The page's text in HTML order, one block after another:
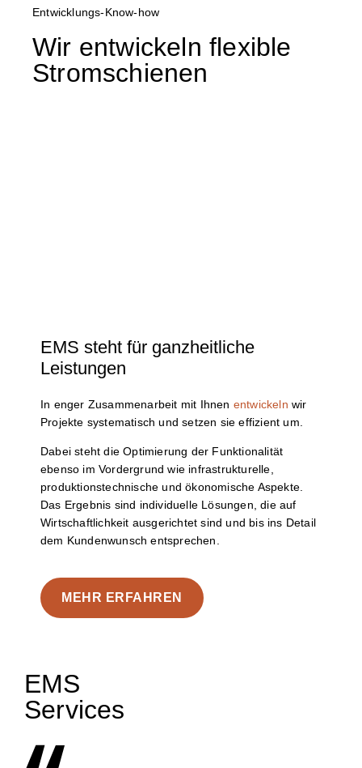
Entwicklungs-Know-how
Wir entwickeln flexible
Stromschienen
EMS steht für ganzheitliche
Leistungen
In enger Zusammenarbeit mit Ihnen entwickeln wir
Projekte systematisch und setzen sie effizient um.
Dabei steht die Optimierung der Funktionalität
ebenso im Vordergrundwie infrastrukturelle,
produktionstechnische und ökonomische Aspekte.
Das Ergebnis sind individuelle Lösungen, die auf
Wirtschaftlichkeit ausgerichtet sind und bis ins Detail
dem Kundenwunsch entsprechen.
MEHR ERFAHREN
EMS
Services